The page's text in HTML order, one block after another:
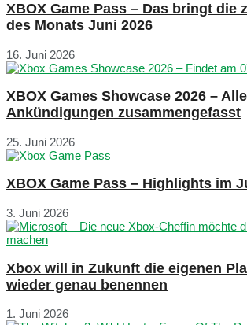
XBOX Game Pass – Das bringt die
des Monats Juni 2026
16. Juni 2026
XBOX Games Showcase 2026 – Alle
Ankündigungen zusammengefasst
25. Juni 2026
XBOX Game Pass – Highlights im
3. Juni 2026
Xbox will in Zukunft die eigenen
wieder genau benennen
1. Juni 2026